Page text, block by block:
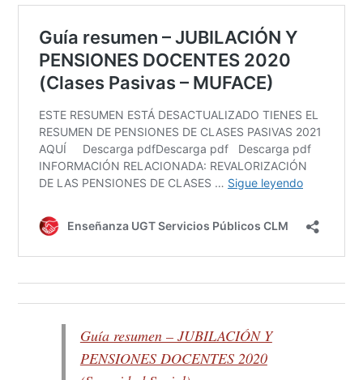
Guía resumen – JUBILACIÓN Y
PENSIONES DOCENTES 2020